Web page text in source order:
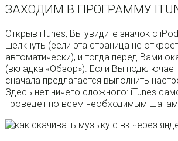
ЗАХОДИМ В ПРОГРАММУ
Открыв iTunes, Вы увидите значок с
щелкнуть (если эта страница не
автоматически), и тогда перед Вами
(вкладка «Обзор»). Если Вы
сначала предлагается выполнить
Здесь нет ничего сложного: iTunes
проведет по всем необходимым